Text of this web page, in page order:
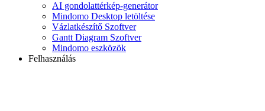
AI gondolattérkép-generátor
Mindomo Desktop letöltése
Vázlatkészítő Szoftver
Gantt Diagram Szoftver
Mindomo eszközök
Felhasználás